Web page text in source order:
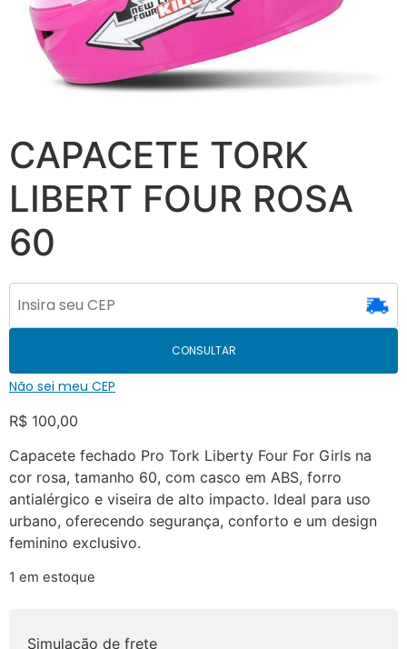
CAPACETE TORK
LIBERT FOUR ROSA
60
CONSULTAR
Não sei meu CEP
R$ 100,00
Capacete fechado Pro Tork Liberty Four For Girls na
cor rosa, tamanho 60, com casco em ABS, forro
antialérgico e viseira de alto impacto. Ideal para uso
urbano, oferecendo segurança, conforto e um design
feminino exclusivo.
1 em estoque
Simulação de frete